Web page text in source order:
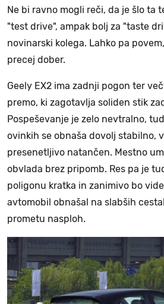
Ne bi ravno mogli reči, da je šlo ta
"test drive", ampak bolj za "taste
novinarski kolega. Lahko pa
precej dober.
Geely EX2 ima zadnji pogon ter
premo, ki zagotavlja soliden stik
Pospeševanje je zelo nevtralno,
ovinkih se obnaša dovolj stabilno,
presenetljivo natančen. Mestno
obvlada brez pripomb. Res pa je
poligonu kratka in zanimivo bo
avtomobil obnašal na slabših
prometu nasploh.